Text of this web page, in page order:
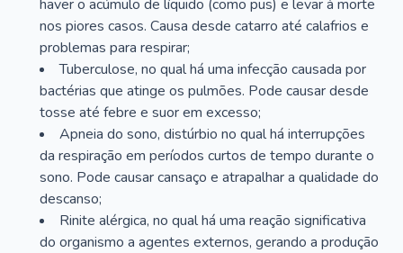
haver o acúmulo de líquido (como pus) e levar à morte
nos piores casos. Causa desde catarro até calafrios e
problemas para respirar;
Tuberculose, no qual há uma infecção causada por
bactérias que atinge os pulmões. Pode causar desde
tosse até febre e suor em excesso;
Apneia do sono, distúrbio no qual há interrupções
da respiração em períodos curtos de tempo durante o
sono. Pode causar cansaço e atrapalhar a qualidade do
descanso;
Rinite alérgica, no qual há uma reação significativa
do organismo a agentes externos, gerando a produção